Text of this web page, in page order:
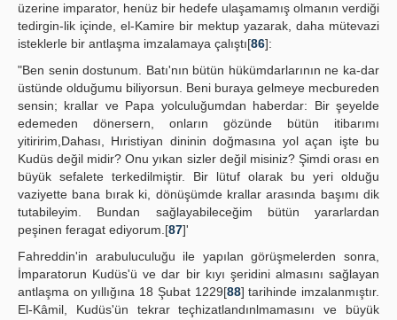
üzerine imparator, henüz bir hedefe ulaşamamış olmanın verdiği
tedirgin-lik içinde, el-Kamire bir mektup yazarak, daha mütevazi
isteklerle bir antlaşma imzalamaya çalıştı[86]:
"Ben senin dostunum. Batı'nın bütün hükümdarlarının ne ka-dar
üstünde olduğumu biliyorsun. Beni buraya gelmeye mecbureden
sensin; krallar ve Papa yolculuğumdan haberdar: Bir şeyelde
edemeden dönersern, onların gözünde bütün itibarımı
yitiririm,Dahası, Hıristiyan dininin doğmasına yol açan işte bu
Kudüs değil midir? Onu yıkan sizler değil misiniz? Şimdi orası en
büyük sefalete terkedilmiştir. Bir lütuf olarak bu yeri olduğu
vaziyette bana bırak ki, dönüşümde krallar arasında başımı dik
tutabileyim. Bundan sağlayabileceğim bütün yararlardan
peşinen feragat ediyorum.[87]'
Fahreddin'in arabuluculuğu ile yapılan görüşmelerden sonra,
İmparatorun Kudüs'ü ve dar bir kıyı şeridini almasını sağlayan
antlaşma on yıllığına 18 Şubat 1229[88] tarihinde imzalanmıştır.
El-Kâmil, Kudüs'ün tekrar teçhizatlandınlmamasını ve büyük